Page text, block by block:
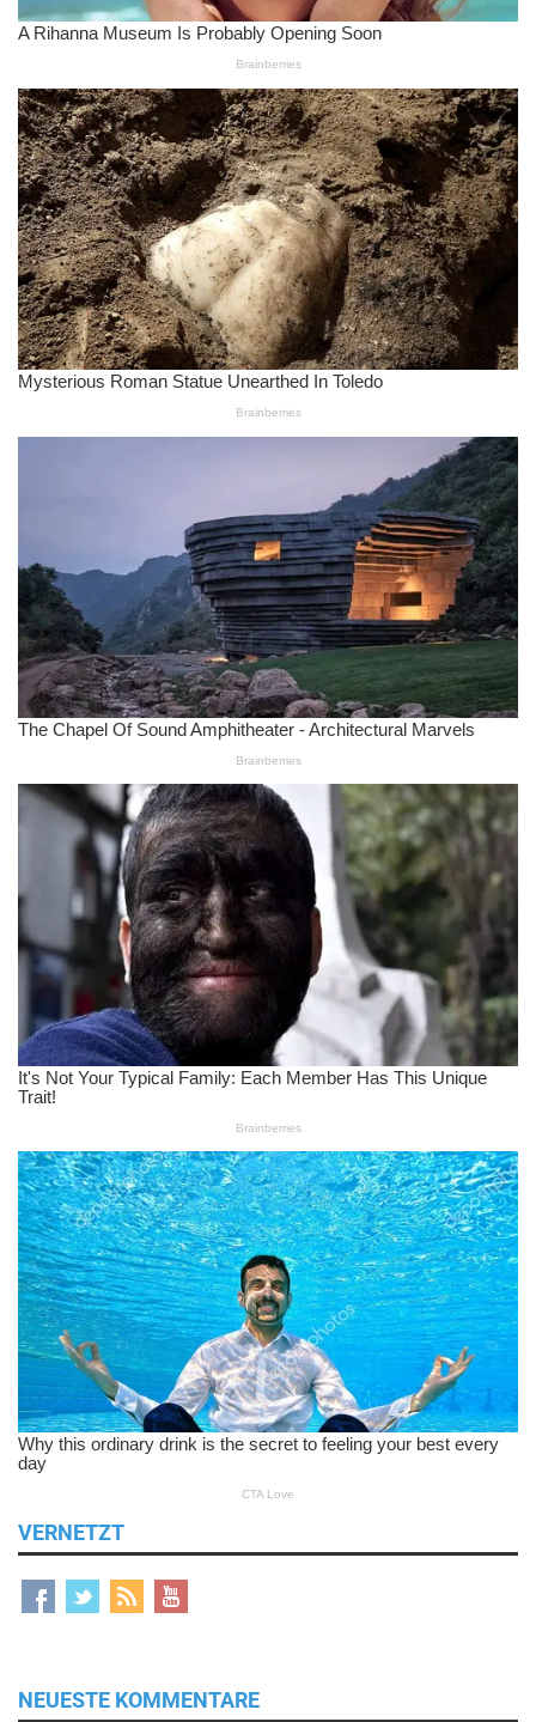
VERNETZT
NEUESTE KOMMENTARE